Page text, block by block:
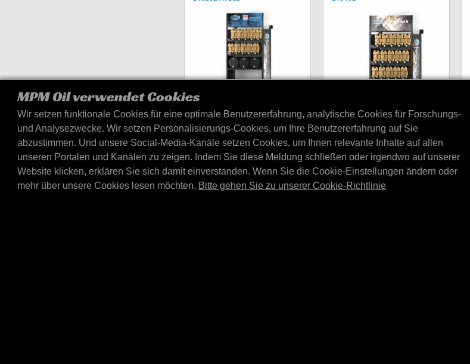
MPM Oil verwendet Cookies
Wir setzen funktionale Cookies für eine optimale Benutzererfahrung, analytische Cookies für Forschungs-
und Analysezwecke. Wir setzen Personalisierungs-Cookies, um Ihre Benutzererfahrung auf Sie
abzustimmen. Und unsere Social-Media-Kanäle setzen Cookies, um Ihnen relevante Inhalte auf allen
unseren Portalen und Kanälen zu zeigen. Indem Sie diese Meldung schließen oder irgendwo auf unserer
Website klicken, erklären Sie sich damit einverstanden. Wenn Sie die Cookie-Einstellungen ändern oder
mehr über unsere Cookies lesen möchten, Bitte gehen Sie zu unserer Cookie-Richtlinie
MPM Top Card 20/60 ltr
combination rack Bosch Car
Service
Bosch Car Service Top card for the
MPM 20/60 ltr combination rack (item:
E4020L or E4060L).
MPM-DISPLAY KOMPLETT
15X 20
MPM-Display komplett 15x 20. Maße:
1450x2547x900 mm (BxHxT). Ohne